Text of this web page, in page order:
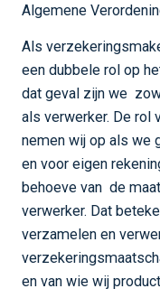
Algemene
Als
een dubbele rol op
dat geval zijn we
als verwerker. De rol
nemen wij op als we
en voor eigen
behoeve van de
verwerker. Dat
verzamelen en
en van wie wij